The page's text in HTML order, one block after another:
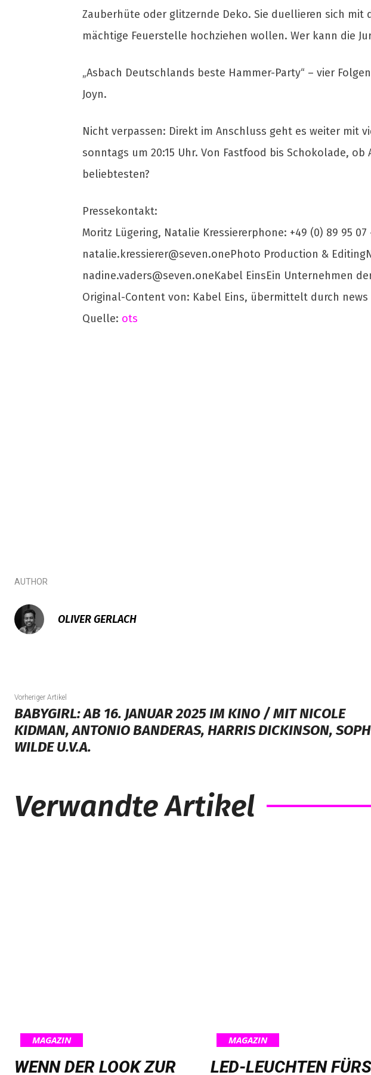
Zauberhüte oder glitzernde Deko. Sie duellieren sich mit
mächtige Feuerstelle hochziehen wollen. Wer kann die
„Asbach Deutschlands beste Hammer-Party“ – vier
Joyn.
Nicht verpassen: Direkt im Anschluss geht es weiter mit
sonntags um 20:15 Uhr. Von Fastfood bis Schokolade,
beliebtesten?
Pressekontakt:
Moritz Lügering, Natalie Kressiererphone: +49 (0) 89 95 07
natalie.kressierer@seven.onePhoto Production &
nadine.vaders@seven.oneKabel EinsEin Unternehmen
Original-Content von: Kabel Eins, übermittelt durch
Quelle: ots
AUTHOR
OLIVER GERLACH
Vorheriger Artikel
BABYGIRL: AB 16. JANUAR 2025 IM KINO / MIT NICOLE
KIDMAN, ANTONIO BANDERAS, HARRIS DICKINSON,
WILDE U.V.A.
Verwandte Artikel
MAGAZIN
WENN DER LOOK ZUR
MAGAZIN
LED-LEUCHTEN FÜRS